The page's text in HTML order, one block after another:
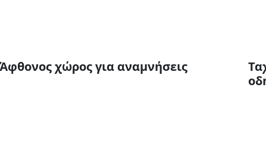
Άφθονος χώρος για αναμνήσεις